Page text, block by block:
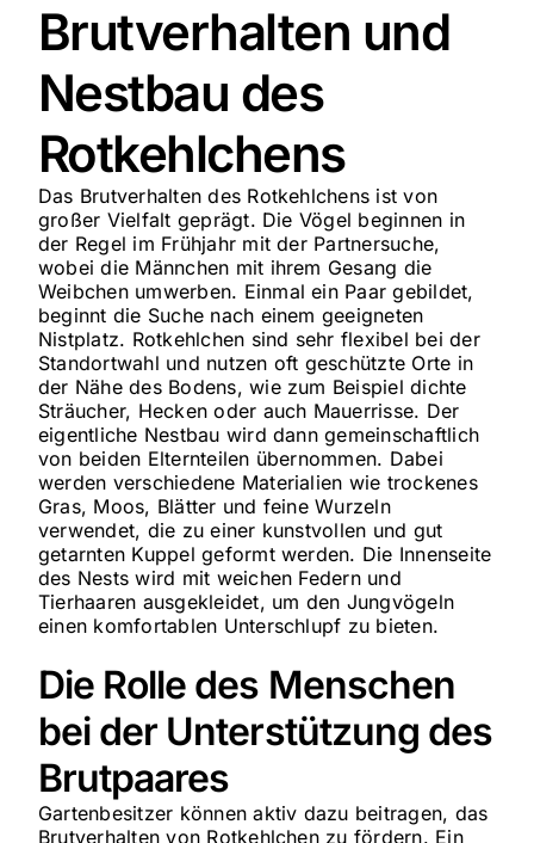
Brutverhalten und
Nestbau des
Rotkehlchens
Das Brutverhalten des Rotkehlchens ist von
großer Vielfalt geprägt. Die Vögel beginnen in
der Regel im Frühjahr mit der Partnersuche,
wobei die Männchen mit ihrem Gesang die
Weibchen umwerben. Einmal ein Paar gebildet,
beginnt die Suche nach einem geeigneten
Nistplatz. Rotkehlchen sind sehr flexibel bei der
Standortwahl und nutzen oft geschützte Orte in
der Nähe des Bodens, wie zum Beispiel dichte
Sträucher, Hecken oder auch Mauerrisse. Der
eigentliche Nestbau wird dann gemeinschaftlich
von beiden Elternteilen übernommen. Dabei
werden verschiedene Materialien wie trockenes
Gras, Moos, Blätter und feine Wurzeln
verwendet, die zu einer kunstvollen und gut
getarnten Kuppel geformt werden. Die Innenseite
des Nests wird mit weichen Federn und
Tierhaaren ausgekleidet, um den Jungvögeln
einen komfortablen Unterschlupf zu bieten.
Die Rolle des Menschen
bei der Unterstützung des
Brutpaares
Gartenbesitzer können aktiv dazu beitragen, das
Brutverhalten von Rotkehlchen zu fördern. Ein